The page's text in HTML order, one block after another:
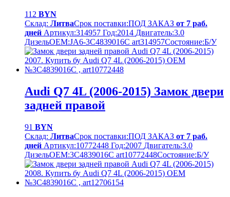
112 BYN
Склад: ЛитваСрок поставки:ПОД ЗАКАЗ от 7 раб.
дней Артикул:314957 Год:2014 Двигатель:3.0
ДизельOEM:JA6-3C4839016C art314957Cостояние:Б/У
Audi Q7 4L (2006-2015) Замок двери
задней правой
91 BYN
Склад: ЛитваСрок поставки:ПОД ЗАКАЗ от 7 раб.
дней Артикул:10772448 Год:2007 Двигатель:3.0
ДизельOEM:3C4839016C art10772448Cостояние:Б/У